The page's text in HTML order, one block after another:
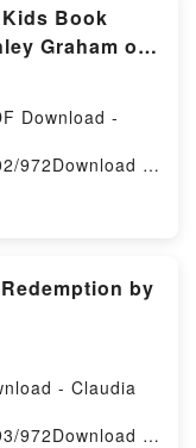
Me Eden
Kindle,
VK, Don't Forget
by Firstory
Kids Book
Graham on
Download -
972Download or
Kids Book
Online, A Kids
A
VK, A Kids
A Kids
VK, A Kids
by
- Claudia
972Download or